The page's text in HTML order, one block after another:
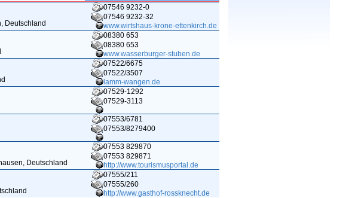
Deutschland
07546 9232-0
07546 9232-32
www.wirtshaus-krone-ettenkirch.de
08380 653
08380 653
www.wasserburger-stuben.de
07522/6675
07522/3507
lamm-wangen.de
07529-1292
07529-3113
07553/6781
07553/8279400
Deutschland
07553 829870
07553 829871
http://www.tourismusportal.de
07555/211
07555/260
http://www.gasthof-rossknecht.de